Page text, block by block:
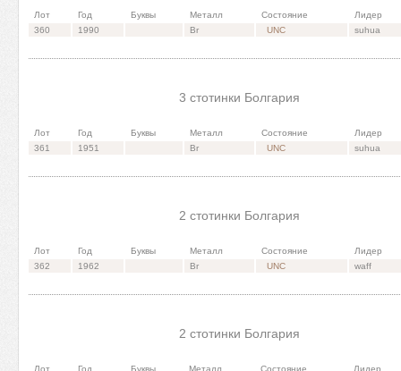
Лот Год Буквы Металл Состояние
Лидер
360
1990 Br UNC suhua
3 стотинки Болгария
Лот Год Буквы Металл Состояние
Лидер
361
1951 Br UNC suhua
2 стотинки Болгария
Лот Год Буквы Металл Состояние
Лидер
362
1962 Br UNC waff
2 стотинки Болгария
Лот Год Буквы Металл Состояние
Лидер